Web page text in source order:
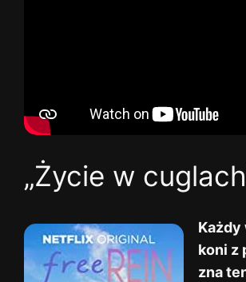
„Życie w
koni z
zna